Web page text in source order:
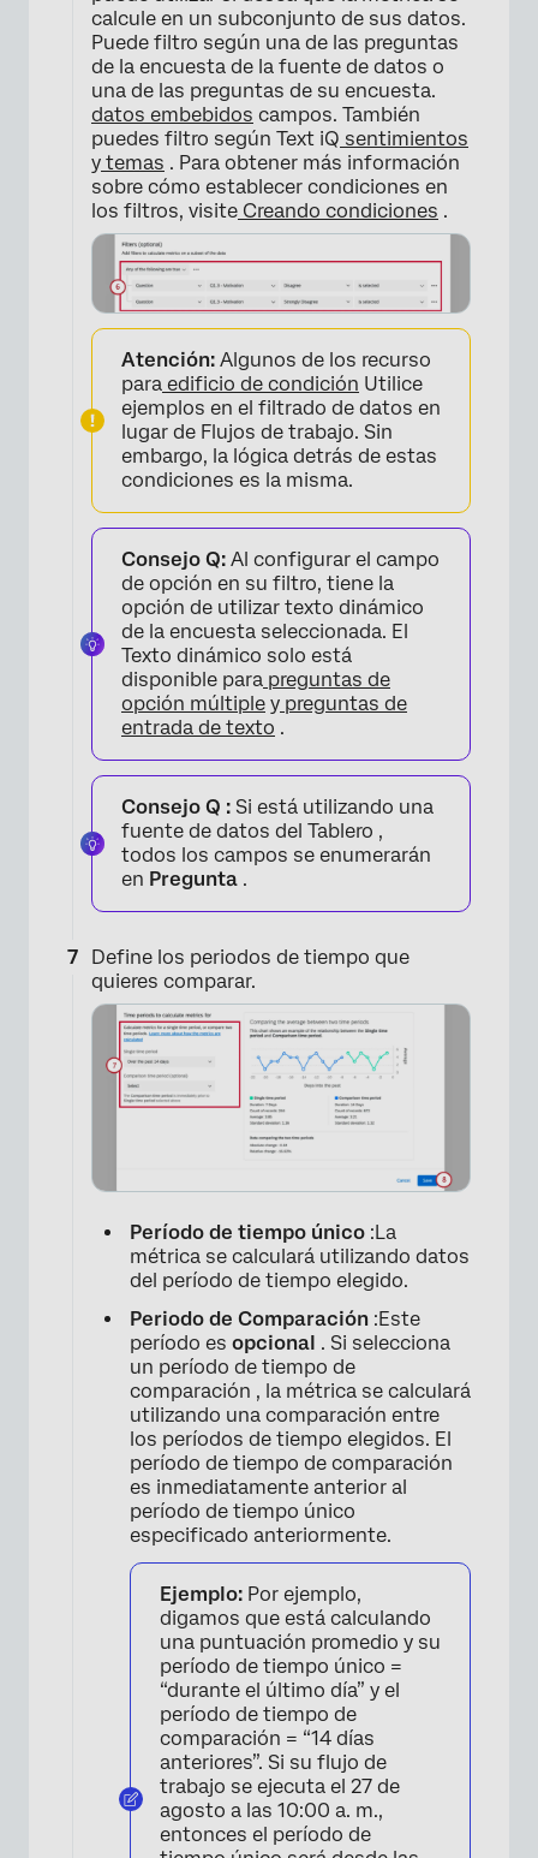
calcule en un subconjunto de sus datos.
Puede filtro según una de las preguntas
de la encuesta de la fuente de datos o
una de las preguntas de su encuesta.
datos embebidos campos. También
puedes filtro según Text iQ sentimientos
y temas . Para obtener más información
sobre cómo establecer condiciones en
los filtros, visite Creando condiciones .
×
Atención: Algunos de los recurso
para edificio de condición Utilice
ejemplos en el filtrado de datos en
lugar de Flujos de trabajo. Sin
embargo, la lógica detrás de estas
condiciones es la misma.
Consejo Q: Al configurar el campo
de opción en su filtro, tiene la
opción de utilizar texto dinámico
de la encuesta seleccionada. El
Texto dinámico solo está
disponible para preguntas de
opción múltiple y preguntas de
entrada de texto .
Consejo Q : Si está utilizando una
fuente de datos del Tablero ,
todos los campos se enumerarán
en Pregunta .
Define los periodos de tiempo que
quieres comparar.
Período de tiempo único :La
métrica se calculará utilizando datos
del período de tiempo elegido.
Periodo de Comparación :Este
período es opcional . Si selecciona
un período de tiempo de
comparación , la métrica se calculará
utilizando una comparación entre
los períodos de tiempo elegidos. El
período de tiempo de comparación
es inmediatamente anterior al
período de tiempo único
especificado anteriormente.
Ejemplo: Por ejemplo,
digamos que está calculando
una puntuación promedio y su
período de tiempo único =
“durante el último día” y el
período de tiempo de
comparación = “14 días
anteriores”. Si su flujo de
trabajo se ejecuta el 27 de
agosto a las 10:00 a. m.,
entonces el período de